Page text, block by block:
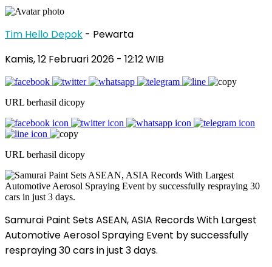
Tim Hello Depok - Pewarta
Kamis, 12 Februari 2026 - 12:12 WIB
URL berhasil dicopy
URL berhasil dicopy
Samurai Paint Sets ASEAN, ASIA Records With Largest
Automotive Aerosol Spraying Event by successfully
respraying 30 cars in just 3 days.